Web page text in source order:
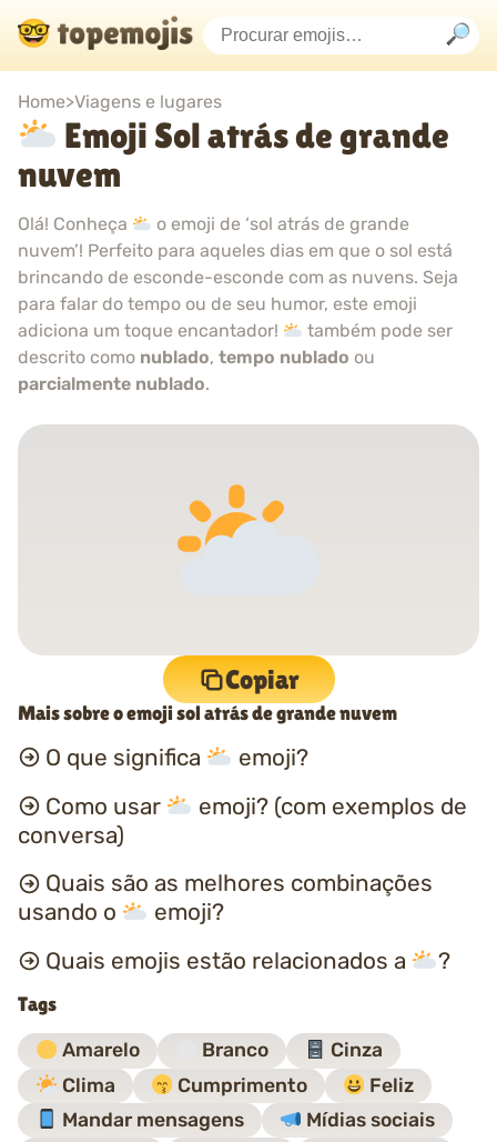
Home>Viagens e lugares
Emoji Sol atrás de grande
nuvem
Olá! Conheça
o emoji de ‘sol atrás de grande
nuvem’! Perfeito para aqueles dias em que o sol está
brincando de esconde-esconde com as nuvens. Seja
para falar do tempo ou de seu humor, este emoji
adiciona um toque encantador!
também pode ser
descrito como nublado, tempo nublado ou
parcialmente nublado.
Copiar
Mais sobre o emoji sol atrás de grande nuvem
O que significa
emoji?
Como usar
emoji? (com exemplos de
conversa)
Quais são as melhores combinações
usando o
emoji?
Quais emojis estão relacionados a
?
Tags
Amarelo Branco
Cinza
Clima
Cumprimento
Feliz
Mandar mensagens
Mídias sociais